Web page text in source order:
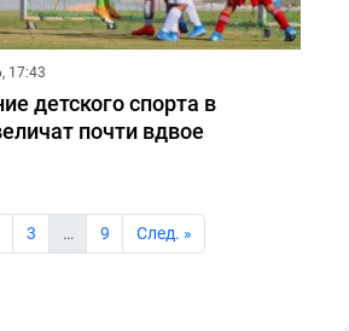
17:43
детского спорта в
почти вдвое
3 … 9 Cлед. »